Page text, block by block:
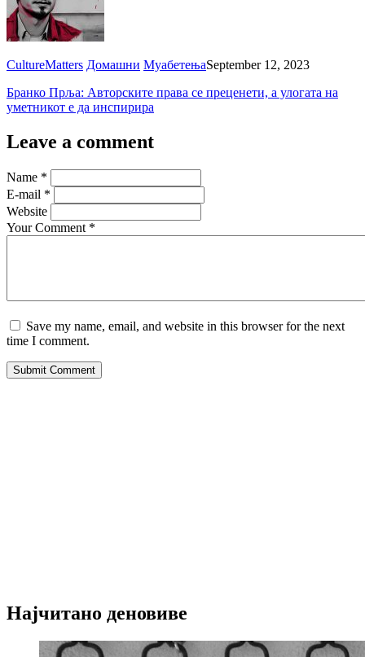
CultureMatters Домашни МуабетењаSeptember 12, 2023
Бранко Прља: Авторските права се преценети, а улогата на
уметникот е да инспирира
Leave a comment
Name *
E-mail *
Website
Your Comment *
Save my name, email, and website in this browser for the next
time I comment.
Submit Comment
Најчитано деновиве